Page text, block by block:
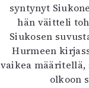
syntynyt
hän väitteli
Siukosen
Hurmeen
vaikea määritellä,
olkoon